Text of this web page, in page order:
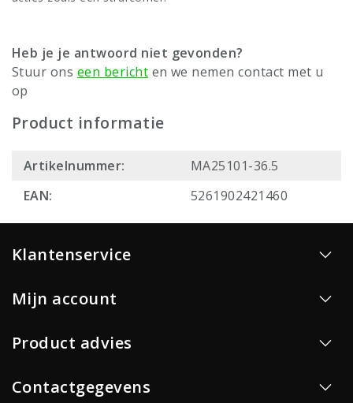
Heb je je antwoord niet gevonden?
Stuur ons een bericht en we nemen contact met u
op
Product informatie
Artikelnummer:
MA25101-36.5
EAN:
5261902421460
Klantenservice
Mijn account
Product advies
Contactgegevens